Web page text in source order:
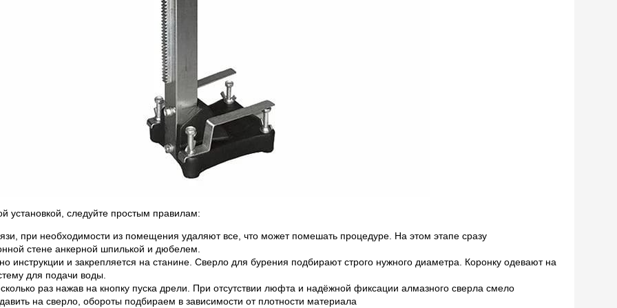
установкой, следуйте простым правилам:
при необходимости из помещения удаляют все, что может помешать процедуре. На этом этапе сразу
стене анкерной шпилькой и дюбелем.
инструкции и закрепляется на станине. Сверло для бурения подбирают строго нужного диаметра. Коронку одевают на
для подачи воды.
раз нажав на кнопку пуска дрели. При отсутствии люфта и надёжной фиксации алмазного сверла смело
на сверло, обороты подбираем в зависимости от плотности материала